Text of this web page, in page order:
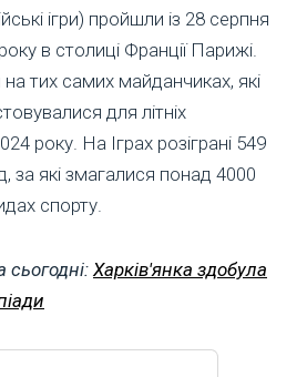
ігри) пройшли із 28 серпня
в столиці Франції Парижі.
тих самих майданчиках, які
для літніх
року. На Іграх розіграні 549
за які змагалися понад 4000
спорту.
Харків'янка здобула